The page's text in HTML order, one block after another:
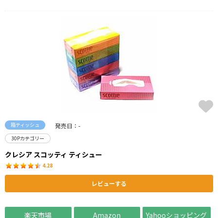
箱ティッシュ 発売日：-
30Pカテゴリー
クレシア スコッティ ティシュー
4.28
レビューする
楽天市場 Amazon Yahooショッピング